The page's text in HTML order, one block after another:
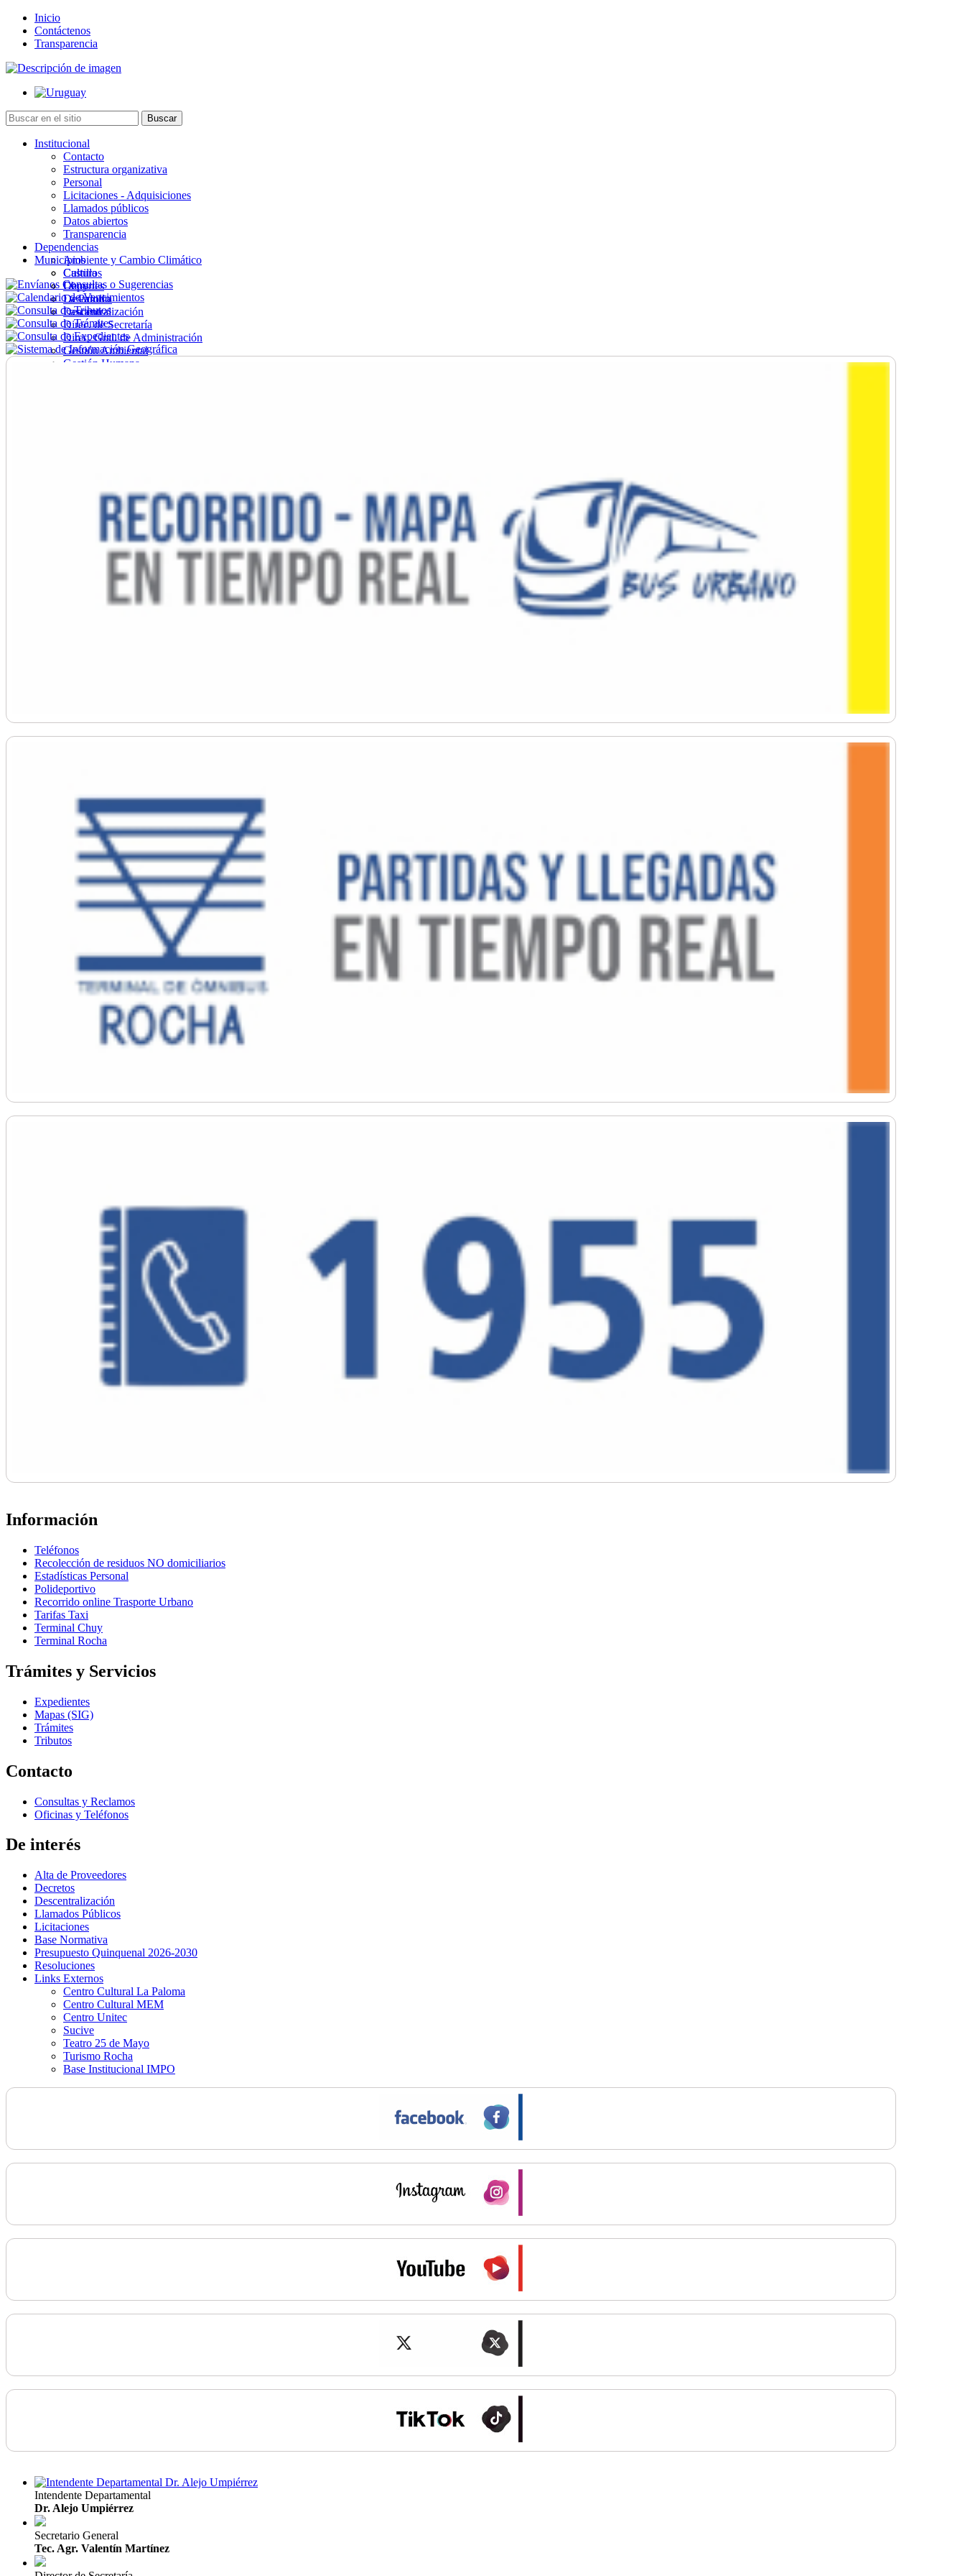
Inicio
Contáctenos
Transparencia
Institucional
Contacto
Estructura organizativa
Personal
Licitaciones - Adquisiciones
Llamados públicos
Datos abiertos
Transparencia
Dependencias
Ambiente y Cambio Climático
Cultura
Deportes
Desarrollo
Descentralización
Direc. de Secretaría
Direc. Gral. de Administración
Gestión Ambiental
Gestión Humana
Municipios
Castillos
Chuy
La Paloma
Lascano
Información
Teléfonos
Recolección de residuos NO domiciliarios
Estadísticas Personal
Polideportivo
Recorrido online Trasporte Urbano
Tarifas Taxi
Terminal Chuy
Terminal Rocha
Trámites y Servicios
Expedientes
Mapas (SIG)
Trámites
Tributos
Contacto
Consultas y Reclamos
Oficinas y Teléfonos
De interés
Alta de Proveedores
Decretos
Descentralización
Llamados Públicos
Licitaciones
Base Normativa
Presupuesto Quinquenal 2026-2030
Resoluciones
Links Externos
Centro Cultural La Paloma
Centro Cultural MEM
Centro Unitec
Sucive
Teatro 25 de Mayo
Turismo Rocha
Base Institucional IMPO
Intendente Departamental
Dr. Alejo Umpiérrez
Secretario General
Tec. Agr. Valentín Martínez